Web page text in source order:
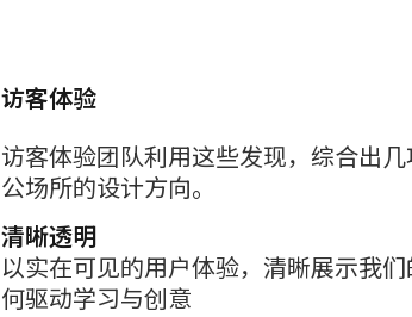
具
提
框
访客体验
访客体验团队利用这些发现，综合出
公场所的设计方向。
清晰透明
以实在可见的用户体验，清晰展示我
何驱动学习与创意